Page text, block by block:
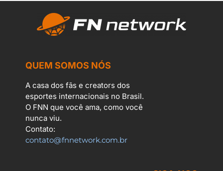
QUEM SOMOS NÓS
A casa dos fãs e creators dos
esportes internacionais no Brasil.
O FNN que você ama, como você
nunca viu.
Contato:
contato@fnnetwork.com.br